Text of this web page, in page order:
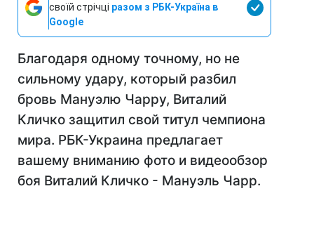
своїй стрічці разом з РБК-Україна в
Google
Благодаря одному точному, но не
сильному удару, который разбил
бровь Мануэлю Чарру, Виталий
Кличко защитил свой титул чемпиона
мира. РБК-Украина предлагает
вашему вниманию фото и видеообзор
боя Виталий Кличко - Мануэль Чарр.